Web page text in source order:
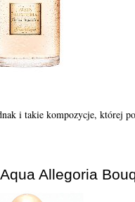
i takie kompozycje, której
Allegoria